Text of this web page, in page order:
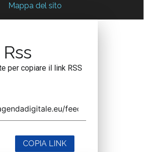
Mappa del sito
per copiare il link RSS
COPIA LINK